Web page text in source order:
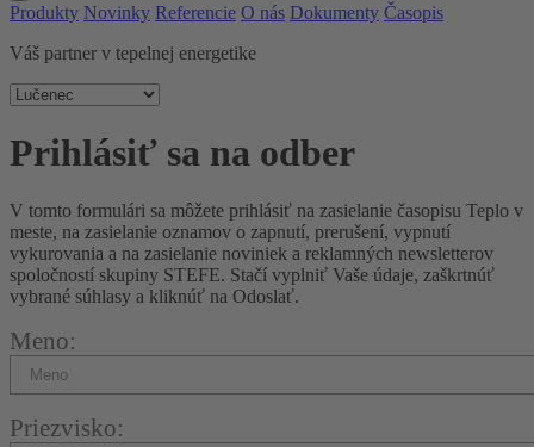
Produkty Novinky Referencie O nás Dokumenty Časopis
Váš partner v tepelnej energetike
Prihlásiť sa na odber
V tomto formulári sa môžete prihlásiť na zasielanie časopisu Teplo v
meste, na zasielanie oznamov o zapnutí, prerušení, vypnutí
vykurovania a na zasielanie noviniek a reklamných newsletterov
spoločností skupiny STEFE. Stačí vyplniť Vaše údaje, zaškrtnúť
vybrané súhlasy a kliknúť na Odoslať.
Meno:
Priezvisko: